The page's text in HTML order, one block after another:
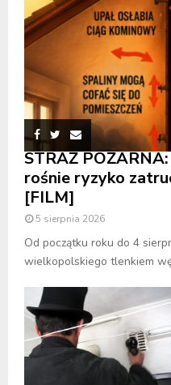
STRAŻ
rośnie ryzyko
[FILM]
5 sierpnia 2026
Od początku roku do 4
wielkopolskiego tlenkiem